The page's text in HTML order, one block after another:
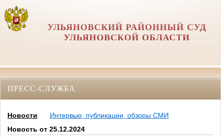
УЛЬЯНОВСКИЙ РАЙОННЫЙ СУД
УЛЬЯНОВСКОЙ ОБЛАСТИ
ПРЕСС-СЛУЖБА
Новости
Интервью, публикации, обзоры СМИ
Новость от 25.12.2024